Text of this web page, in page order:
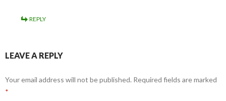
REPLY
LEAVE A REPLY
Your email address will not be published. Required fields are marked
*